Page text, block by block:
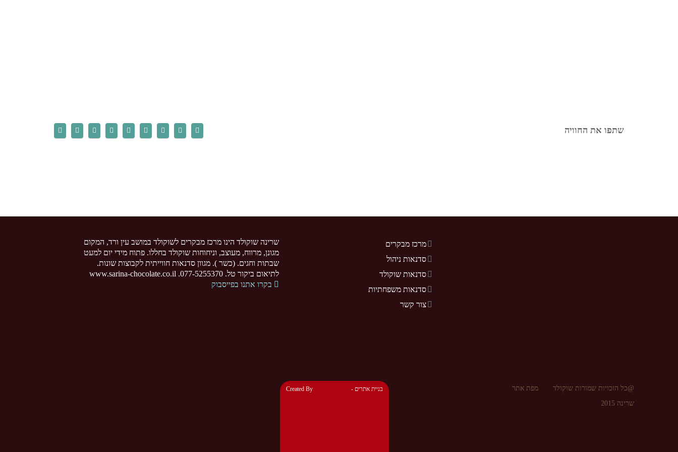
מרכז מבקרים
סדנאות ניהול
סדנאות שוקולד
סדנאות משפחתיות
צור קשר
שרינה שוקולד הינו מרכז מבקרים לשוקולד במושב עין ורד, המקום
מגונן, מרווח, מעוצב, וניחוחות שוקולד בחללו. פתוח מידי יום למעט
שבתות וחגים. (כשר ). מגוון סדנאות חווייתית לקבוצות שונות.
לתיאום ביקור טל. 077-5255370. www.sarina-chocolate.co.il
בקרו אתנו בפייסבוק
@כל הזכויות שמורות שוקולד
שרינה 2015
מפת אתר Created By - בניית אתרים